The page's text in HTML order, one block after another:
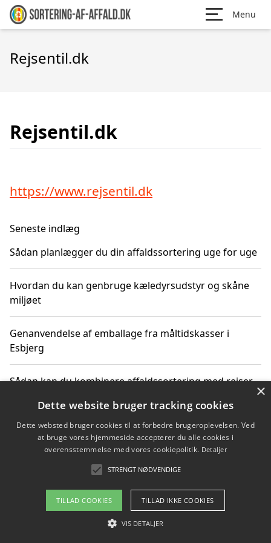
Menu
Rejsentil.dk
Rejsentil.dk
https://www.rejsentil.dk
Seneste indlæg
Sådan planlægger du din affaldssortering uge for uge
Hvordan du kan genbruge kæledyrsudstyr og skåne
miljøet
Genanvendelse af emballage fra måltidskasser i
Esbjerg
Sådan kan du kombinere affaldssortering med rejser
Hvordan affaldssortering kan bidrage til co2 reduktion
Om / kontakt
Blog Betingelser
×
Dette website bruger tracking cookies
Dette websted bruger cookies til at forbedre brugeroplevelsen. Ved
at bruge vores hjemmeside accepterer du alle cookies i
overensstemmelse med vores cookiepolitik. Detaljer
STRENGT NØDVENDIGE
TILLAD COOKIES TILLAD IKKE COOKIES
VIS DETALJER